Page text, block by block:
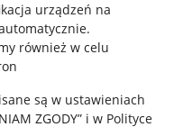
urządzeń na
.
również w celu
są w ustawieniach
ZGODY” i w Polityce